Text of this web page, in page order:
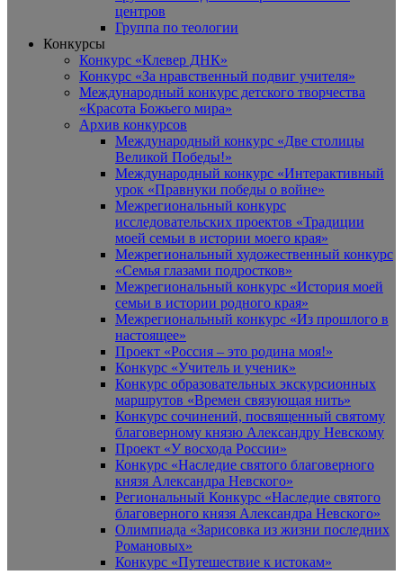
центров
Группа по теологии
Конкурсы
Конкурс «Клевер ДНК»
Конкурс «За нравственный подвиг учителя»
Международный конкурс детского творчества
«Красота Божьего мира»
Архив конкурсов
Международный конкурс «Две столицы
Великой Победы!»
Международный конкурс «Интерактивный
урок «Правнуки победы о войне»
Межрегиональный конкурс
исследовательских проектов «Традиции
моей семьи в истории моего края»
Межрегиональный художественный конкурс
«Семья глазами подростков»
Межрегиональный конкурс «История моей
семьи в истории родного края»
Межрегиональный конкурс «Из прошлого в
настоящее»
Проект «Россия – это родина моя!»
Конкурс «Учитель и ученик»
Конкурс образовательных экскурсионных
маршрутов «Времен связующая нить»
Конкурс сочинений, посвященный святому
благоверному князю Александру Невскому
Проект «У восхода России»
Конкурс «Наследие святого благоверного
князя Александра Невского»
Региональный Конкурс «Наследие святого
благоверного князя Александра Невского»
Олимпиада «Зарисовка из жизни последних
Романовых»
Конкурс «Путешествие к истокам»